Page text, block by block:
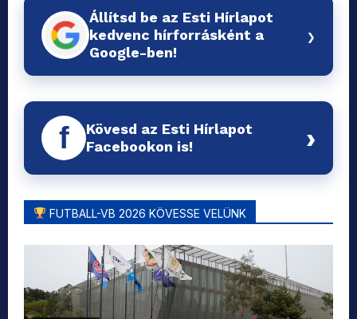
Állítsd be az Esti Hírlapot
kedvenc hírforrásként a
Google-ben!
›
f
Kövesd az Esti Hírlapot
Facebookon is!
›
FUTBALL-VB 2026 KÖVESSE VELÜNK